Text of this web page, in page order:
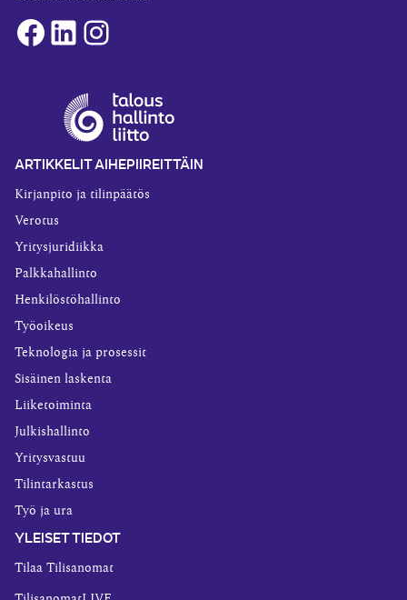
Facebook
LinkedInInstagram
ARTIKKELIT AIHEPIIREITTÄIN
Kirjanpito ja tilinpäätös
Verotus
Yritysjuridiikka
Palkkahallinto
Henkilöstöhallinto
Työoikeus
Teknologia ja prosessit
Sisäinen laskenta
Liiketoiminta
Julkishallinto
Yritysvastuu
Tilintarkastus
Työ ja ura
YLEISET TIEDOT
Tilaa Tilisanomat